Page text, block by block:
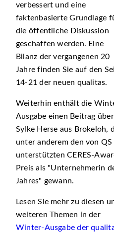
verbessert und eine
faktenbasierte Grundlage
die öffentliche Diskussion
geschaffen werden. Eine
Bilanz der vergangenen 20
Jahre finden Sie auf den
14-21 der neuen qualitas.
Weiterhin enthält die
Ausgabe einen Beitrag über
Sylke Herse aus Brokeloh,
unter anderem den von QS
unterstützten CERES-
Preis als
Unternehmerin
Jahres
gewann.
Lesen Sie mehr zu diesen
weiteren Themen in der
Winter-Ausgabe der